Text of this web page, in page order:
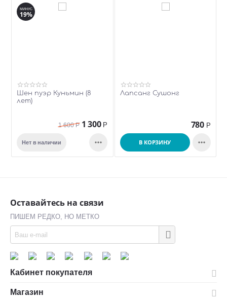
МИНУС
19%
Шен пуэр Куньмин (8
лет)
1 600 Р 1 300 Р
Нет в наличии 
Лапсанг Сушонг
780 Р
В КОРЗИНУ 
Оставайтесь на связи
ПИШЕМ РЕДКО, НО МЕТКО
Кабинет покупателя
Магазин